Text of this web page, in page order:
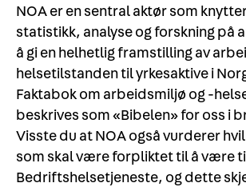
NOA er en sentral aktør som
statistikk, analyse og forskning på
å gi en helhetlig framstilling av
helsetilstanden til yrkesaktive i
Faktabok om arbeidsmiljø og -
beskrives som «Bibelen» for oss i
Visste du at NOA også vurderer
som skal være forpliktet til å være
Bedriftshelsetjeneste, og dette